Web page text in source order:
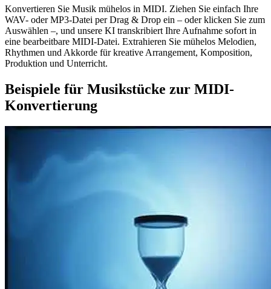
Konvertieren Sie Musik mühelos in MIDI. Ziehen Sie einfach Ihre
WAV- oder MP3-Datei per Drag & Drop ein – oder klicken Sie zum
Auswählen –, und unsere KI transkribiert Ihre Aufnahme sofort in
eine bearbeitbare MIDI-Datei. Extrahieren Sie mühelos Melodien,
Rhythmen und Akkorde für kreative Arrangement, Komposition,
Produktion und Unterricht.
Beispiele für Musikstücke zur MIDI-
Konvertierung